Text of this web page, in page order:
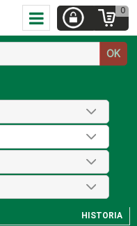
0
OK
HISTORIA